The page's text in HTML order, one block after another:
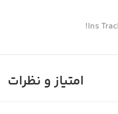
Ins
امتیاز و نظرات